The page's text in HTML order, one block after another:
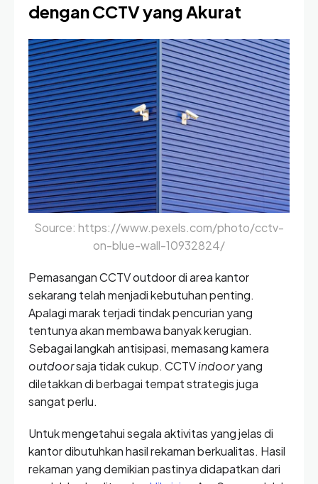
dengan CCTV yang Akurat
Source: https://www.pexels.com/photo/cctv-
on-blue-wall-10932824/
Pemasangan CCTV outdoor di area kantor
sekarang telah menjadi kebutuhan penting.
Apalagi marak terjadi tindak pencurian yang
tentunya akan membawa banyak kerugian.
Sebagai langkah antisipasi, memasang kamera
outdoorsaja tidak cukup. CCTVindooryang
diletakkan di berbagai tempat strategis juga
sangat perlu.
Untuk mengetahui segala aktivitas yang jelas di
kantor dibutuhkan hasil rekaman berkualitas. Hasil
rekaman yang demikian pastinya didapatkan dari